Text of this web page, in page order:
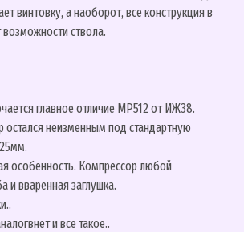
винтовку, а наоборот, все конструкция в
ствола.
главное отличие МР512 от ИЖ38.
остался неизменным под стандартную
особенность. Компрессор любой
и вваренная заглушка.
и все такое..